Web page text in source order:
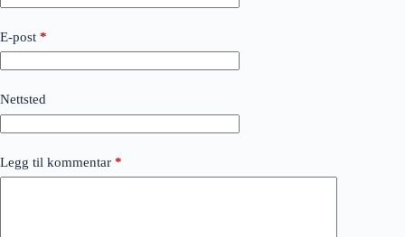
E-post *
Nettsted
Legg til kommentar *